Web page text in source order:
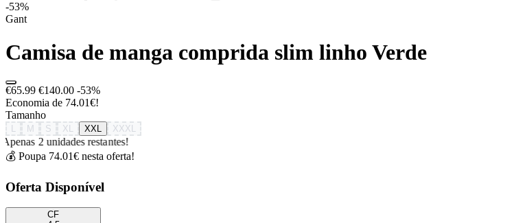
-53%
Gant
Camisa de manga comprida slim linho Verde
€65.99 €140.00 -53%
Economia de 74.01€!
Tamanho
M S XL XXL XXXL
Apenas 2 unidades restantes!
💰 Poupa 74.01€ nesta oferta!
Oferta Disponível
CF